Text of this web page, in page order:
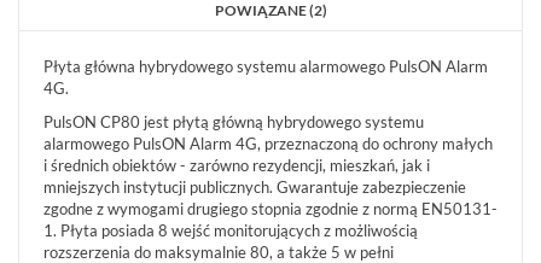
(9)
SYGNALIZATORY
(33)
STEROWNIKI
RADIOWE
(15)
POWIĄZANE (2)
Płyta główna hybrydowego systemu alarmowego PulsON Alarm
4G.
PulsON CP80 jest płytą główną hybrydowego systemu
alarmowego PulsON Alarm 4G, przeznaczoną do ochrony małych
i średnich obiektów - zarówno rezydencji, mieszkań, jak i
mniejszych instytucji publicznych. Gwarantuje zabezpieczenie
zgodne z wymogami drugiego stopnia zgodnie z normą EN50131-
1. Płyta posiada 8 wejść monitorujących z możliwością
rozszerzenia do maksymalnie 80, a także 5 w pełni